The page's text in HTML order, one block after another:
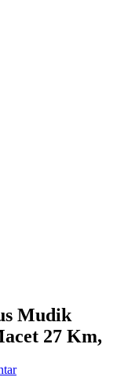
Mudik
27 Km,